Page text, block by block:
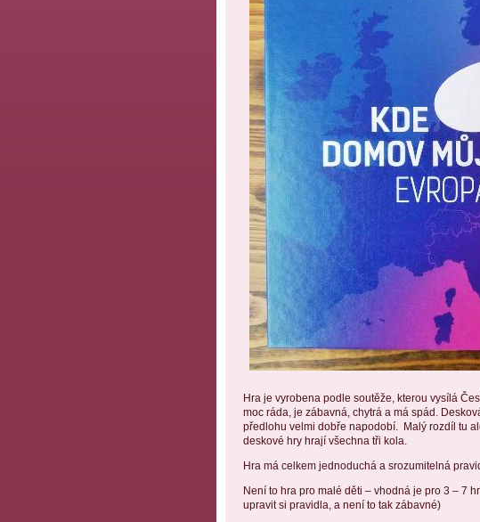
Hra je vyrobena podle soutěže, kterou vysílá
moc ráda, je zábavná, chytrá a má spád.
předlohu velmi dobře napodobí. Malý rozdíl tu
deskové hry hrají všechna tři kola.
Hra má celkem jednoduchá a srozumitelná
Není to hra pro malé děti – vhodná je pro 3 – 7
upravit si pravidla, a není to tak zábavné)